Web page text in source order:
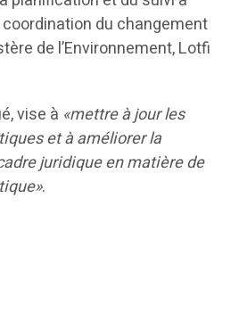
coordination du changement
de l’Environnement, Lotfi
vise à «mettre à jour les
et à améliorer la
juridique en matière de
.